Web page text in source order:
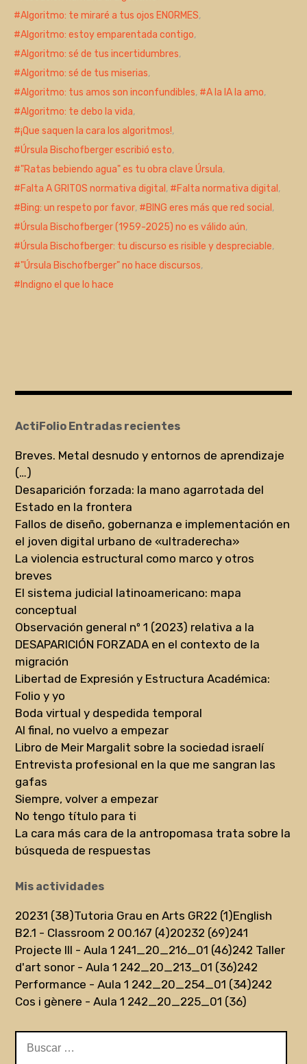
Algoritmo: te miraré a tus ojos ENORMES,
Algoritmo: estoy emparentada contigo,
Algoritmo: sé de tus incertidumbres,
Algoritmo: sé de tus miserias,
Algoritmo: tus amos son inconfundibles, A la IA la amo,
Algoritmo: te debo la vida,
¡Que saquen la cara los algoritmos!,
Úrsula Bischofberger escribió esto,
"Ratas bebiendo agua" es tu obra clave Úrsula,
Falta A GRITOS normativa digital , Falta normativa digital ,
Bing: un respeto por favor, BING eres más que red social ,
Úrsula Bischofberger (1959-2025) no es válido aún,
Úrsula Bischofberger: tu discurso es risible y despreciable,
"Úrsula Bischofberger" no hace discursos,
Indigno el que lo hace
ActiFolio Entradas recientes
Breves. Metal desnudo y entornos de aprendizaje
(…)
Desaparición forzada: la mano agarrotada del
Estado en la frontera
Fallos de diseño, gobernanza e implementación en
el joven digital urbano de «ultraderecha»
La violencia estructural como marco y otros
breves
El sistema judicial latinoamericano: mapa
conceptual
Observación general nº 1 (2023) relativa a la
DESAPARICIÓN FORZADA en el contexto de la
migración
Libertad de Expresión y Estructura Académica:
Folio y yo
Boda virtual y despedida temporal
Al final, no vuelvo a empezar
Libro de Meir Margalit sobre la sociedad israelí
Entrevista profesional en la que me sangran las
gafas
Siempre, volver a empezar
No tengo título para ti
La cara más cara de la antropomasa trata sobre la
búsqueda de respuestas
Mis actividades
20231 (38)Tutoria Grau en Arts GR22 (1)English
B2.1 - Classroom 2 00.167 (4)20232 (69)241
Projecte III - Aula 1 241_20_216_01 (46)242 Taller
d'art sonor - Aula 1 242_20_213_01 (36)242
Performance - Aula 1 242_20_254_01 (34)242
Cos i gènere - Aula 1 242_20_225_01 (36)